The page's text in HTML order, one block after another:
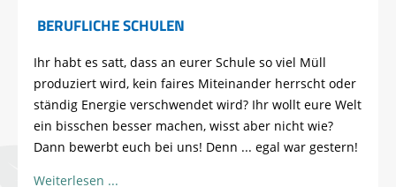
BERUFLICHE SCHULEN
Ihr habt es satt, dass an eurer Schule so viel Müll
produziert wird, kein faires Miteinander herrscht oder
ständig Energie verschwendet wird? Ihr wollt eure Welt
ein bisschen besser machen, wisst aber nicht wie?
Dann bewerbt euch bei uns! Denn ... egal war gestern!
Weiterlesen